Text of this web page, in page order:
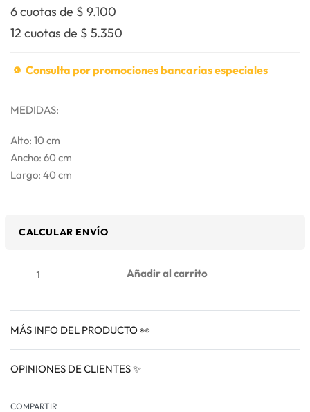
6 cuotas de $ 9.100
12 cuotas de $ 5.350
Consulta por promociones bancarias especiales
MEDIDAS:
Alto: 10 cm
Ancho: 60 cm
Largo: 40 cm
CALCULAR ENVÍO
Añadir al carrito
MÁS INFO DEL PRODUCTO 👀
OPINIONES DE CLIENTES ✨
COMPARTIR